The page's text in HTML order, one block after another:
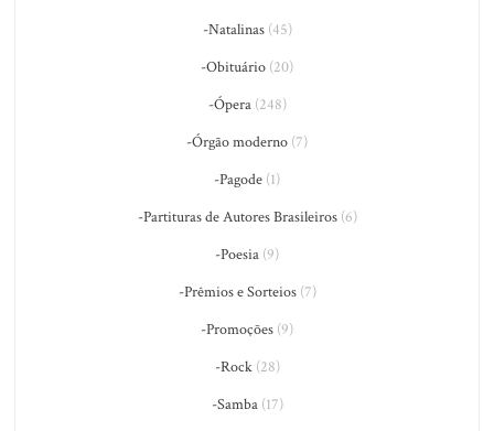
-Natalinas(45)
-Obituário (20)
-Ópera(248)
-Órgão moderno (7)
-Pagode (1)
-Partituras de Autores Brasileiros(6)
-Poesia (9)
-Prêmios e Sorteios(7)
-Promoções (9)
-Rock(28)
-Samba(17)